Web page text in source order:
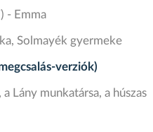
- Emma
Solmayék gyermeke
verziók)
Lány munkatársa, a húszas